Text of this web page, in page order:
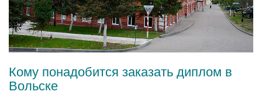
Кому понадобится заказать диплом в
Вольске